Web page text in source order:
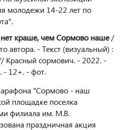
молодежи 14-22 лет по
нет краше, чем Сормово наше/
автора. - Текст (визуальный) :
Красный сормович. - 2022. -
- 12+. - фот.
"Сормово - наш
площадке поселка
филиала им. М.В.
праздничная акция